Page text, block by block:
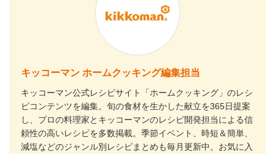
キッコーマン ホームクッキング編集担当
キッコーマン公式レシピサイト「ホームクッキング」のレシ
ピコンテンツを編集。旬の食材を生かした献立を365日提案
し、プロの料理家とキッコーマンのレシピ開発担当による信
頼性の高いレシピを多数掲載。季節イベント、時短＆簡単、
減塩などのジャンル別レシピまとめも毎月更新中。お気に入